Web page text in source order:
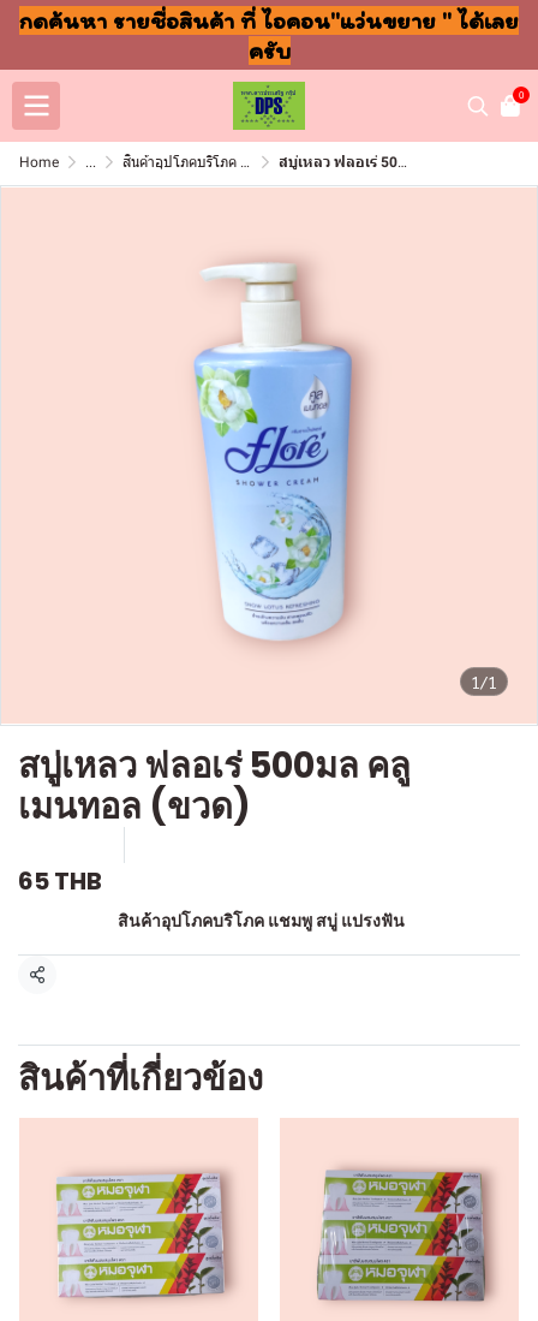
กดค้นหา รายชื่อสินค้า ที่ ไอคอน"แว่นขยาย " ได้เลย
ครับ
0
Home ... สินค้าอุปโภคบริโภค แชมพู สบู่ แปรงฟัน สบู่เหลว ฟลอเร่ 500มล คลูเมนทอล (ขวด)
1/1
สบู่เหลว ฟลอเร่ 500มล คลู
เมนทอล (ขวด)
65 THB
สินค้าอุปโภคบริโภค แชมพู สบู่ แปรงฟัน
แชร์
สินค้าที่เกี่ยวข้อง